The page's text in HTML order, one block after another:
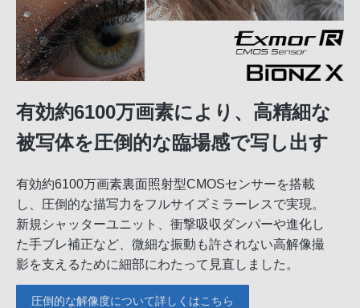
有効約6100万画素により、高精細な
被写体を圧倒的な臨場感で写し出す
有効約6100万画素裏面照射型CMOSセンサーを搭載
し、圧倒的な描写力をフルサイズミラーレスで実現。
新規シャッターユニット、衝撃吸収ダンパーや進化し
た手ブレ補正など、微細な振動も許されない高解像撮
影を支えるために細部にわたって見直しました。
圧倒的な解像度について詳しくはこちら